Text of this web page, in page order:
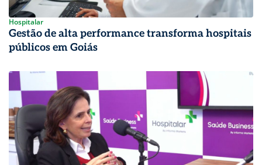
Hospitalar
Gestão de alta performance transforma hospitais
públicos em Goiás